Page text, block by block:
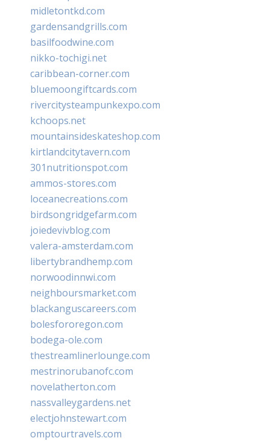
midletontkd.com
gardensandgrills.com
basilfoodwine.com
nikko-tochigi.net
caribbean-corner.com
bluemoongiftcards.com
rivercitysteampunkexpo.com
kchoops.net
mountainsideskateshop.com
kirtlandcitytavern.com
301nutritionspot.com
ammos-stores.com
loceanecreations.com
birdsongridgefarm.com
joiedevivblog.com
valera-amsterdam.com
libertybrandhemp.com
norwoodinnwi.com
neighboursmarket.com
blackanguscareers.com
bolesfororegon.com
bodega-ole.com
thestreamlinerlounge.com
mestrinorubanofc.com
novelatherton.com
nassvalleygardens.net
electjohnstewart.com
omptourtravels.com